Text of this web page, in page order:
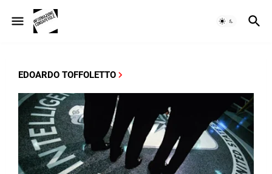
EDOARDO TOFFOLETTO